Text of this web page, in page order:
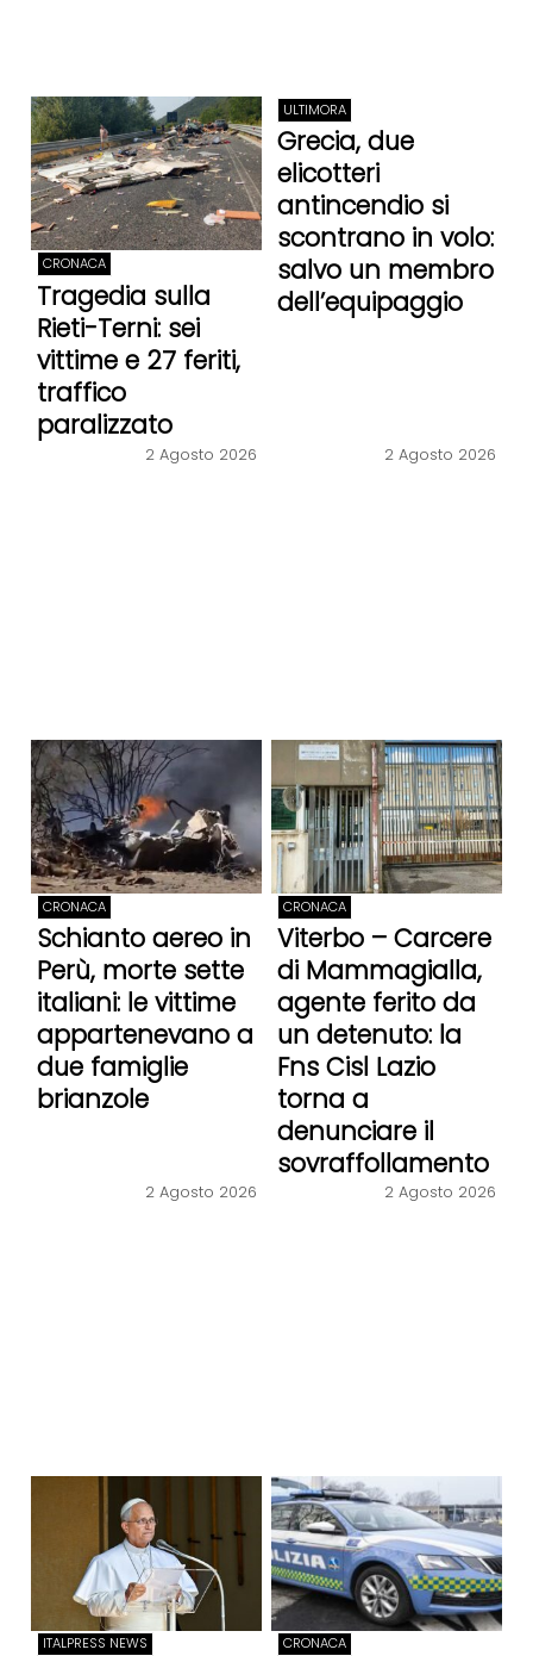
CRONACA
Tragedia sulla
Rieti-Terni: sei
vittime e 27 feriti,
traffico
paralizzato
2 Agosto 2026
ULTIMORA
Grecia, due
elicotteri
antincendio si
scontrano in volo:
salvo un membro
dell’equipaggio
2 Agosto 2026
CRONACA
Schianto aereo in
Perù, morte sette
italiani: le vittime
appartenevano a
due famiglie
brianzole
2 Agosto 2026
CRONACA
Viterbo – Carcere
di Mammagialla,
agente ferito da
un detenuto: la
Fns Cisl Lazio
torna a
denunciare il
sovraffollamento
2 Agosto 2026
ITALPRESS NEWS CRONACA